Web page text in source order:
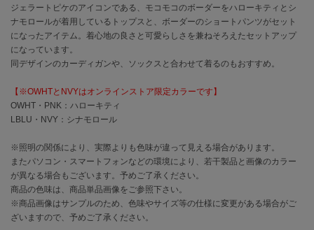
CONVERSE
コンバース
エイミー イストワール
emmi
エミ
emmi atelier
エミ アトリエ
ジェラートピケのアイコンである、モコモコのボーダーをハローキティとシ
ナモロールが着用しているトップスと、ボーダーのショートパンツがセット
になったアイテム。着心地の良さと可愛らしさを兼ねそろえたセットアップ
になっています。
同デザインのカーディガンや、ソックスと合わせて着るのもおすすめ。
【※OWHTとNVYはオンラインストア限定カラーです】
OWHT・PNK：ハローキティ
LBLU・NVY：シナモロール
※照明の関係により、実際よりも色味が違って見える場合があります。
またパソコン・スマートフォンなどの環境により、若干製品と画像のカラー
が異なる場合もございます。予めご了承ください。
商品の色味は、商品単品画像をご参照下さい。
※商品画像はサンプルのため、色味やサイズ等の仕様に変更がある場合がご
ざいますので、予めご了承ください。